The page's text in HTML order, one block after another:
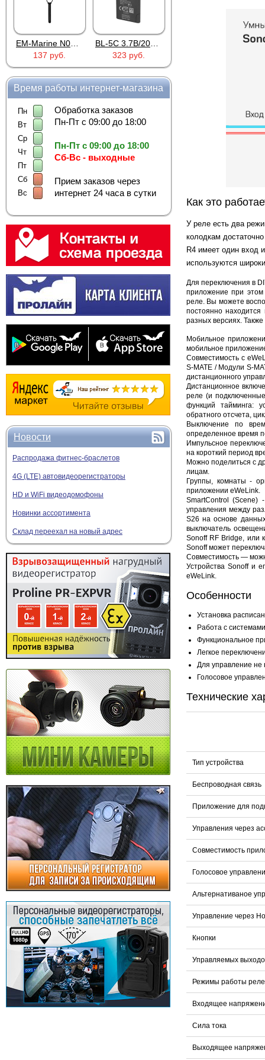
137 руб.
323 руб.
Время работы интернет-магазина
Пн
Вт
Ср
Чт
Пт
Сб
Вс
Обработка заказов
Пн-Пт с 09:00 до 18:00
Пн-Пт с 09:00 до 18:00
Сб-Вс - выходные
Прием заказов через
интернет 24 часа в сутки
Новости
Распродажа фитнес-браслетов
4G (LTE) автовидеорегистраторы
HD и WiFi видеодомофоны
Новинки ассортимента
Склад переехал на новый адрес
Как это
У реле есть два
колодкам
R4 имеет один вход
используются
Для переключения в
приложение при этом
реле. Вы можете
постоянно
разных версиях.
Мобильное
мобильное
Совместимость с
S-MATE / Модули S-
дистанционного
Дистанционное
реле (и
функций тайминга:
обратного отсчета,
Выключение по
определенное время
Импульсное
на короткий период
Можно поделиться с
лицам.
Группы, комнаты -
приложении eWeLink.
SmartControl (Scene)
управления между
S26 на основе
выключатель
Sonoff RF Bridge, или
Sonoff может
Совместимость —
Устройства Sonoff и
eWeLink.
Особенности
Установка
Работа с
Функциональное
Легкое
Для управление не
Голосовое
Технические
Тип устройства
Беспроводная связь
Приложение для
Управления через
Совместимость
Голосовое
Альтернативаное
Управление через
Кнопки
Управляемых
Режимы работы реле
Входящее
Сила тока
Выходящее